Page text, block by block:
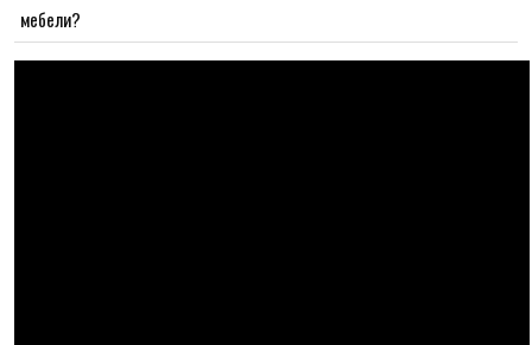
мебели?